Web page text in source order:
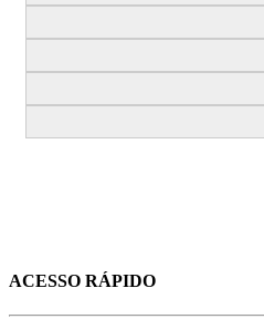
ACESSO RÁPIDO